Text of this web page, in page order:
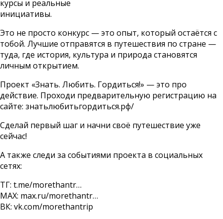
курсы и реальные
инициативы.
Это не просто конкурс — это опыт, который остаётся с
тобой. Лучшие отправятся в путешествия по стране —
туда, где история, культура и природа становятся
личным открытием.
Проект «Знать. Любить. Гордиться!» — это про
действие. Проходи предварительную регистрацию на
сайте: знатьлюбитьгордиться.рф/
Сделай первый шаг и начни своё путешествие уже
сейчас!
А также следи за событиями проекта в социальных
сетях:
ТГ: t.me/morethantr…
MAX: max.ru/morethantr…
ВК: vk.com/morethantrip